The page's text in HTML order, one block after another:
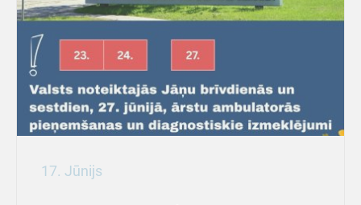
17. Jūnijs